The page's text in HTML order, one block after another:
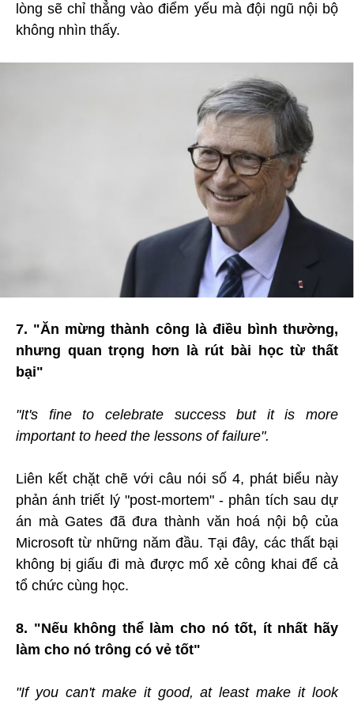
lòng sẽ chỉ thẳng vào điểm yếu mà đội ngũ nội bộ
không nhìn thấy.
7. "Ăn mừng thành công là điều bình thường,
nhưng quan trọng hơn là rút bài học từ thất
bại"
"It's fine to celebrate success but it is more
important to heed the lessons of failure".
Liên kết chặt chẽ với câu nói số 4, phát biểu này
phản ánh triết lý "post-mortem" - phân tích sau dự
án mà Gates đã đưa thành văn hoá nội bộ của
Microsoft từ những năm đầu. Tại đây, các thất bại
không bị giấu đi mà được mổ xẻ công khai để cả
tổ chức cùng học.
8. "Nếu không thể làm cho nó tốt, ít nhất hãy
làm cho nó trông có vẻ tốt"
"If you can't make it good, at least make it look